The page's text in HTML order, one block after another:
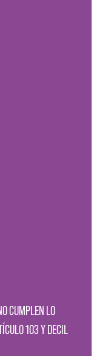
CUMPLEN LO
103 Y DECIL